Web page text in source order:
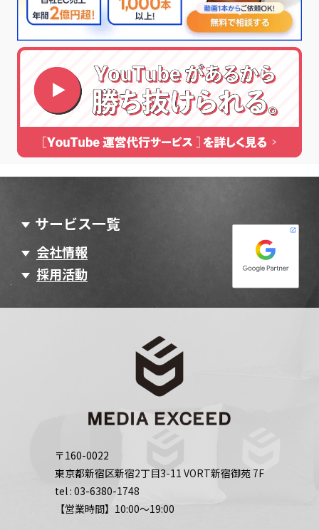
サービス一覧
会社情報
採用活動
〒160-0022
東京都新宿区新宿2丁目3-11 VORT新宿御苑 7F
tel : 03-6380-1748
【営業時間】10:00～19:00